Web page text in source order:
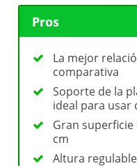
Pros
La mejor
comparativa
Soporte de la
ideal para usar
Gran superficie
cm
Altura